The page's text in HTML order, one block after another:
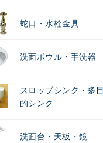
蛇口・水栓金具
洗面ボウル・手洗器
スロップシンク・多目
的シンク
洗面台・天板・鏡